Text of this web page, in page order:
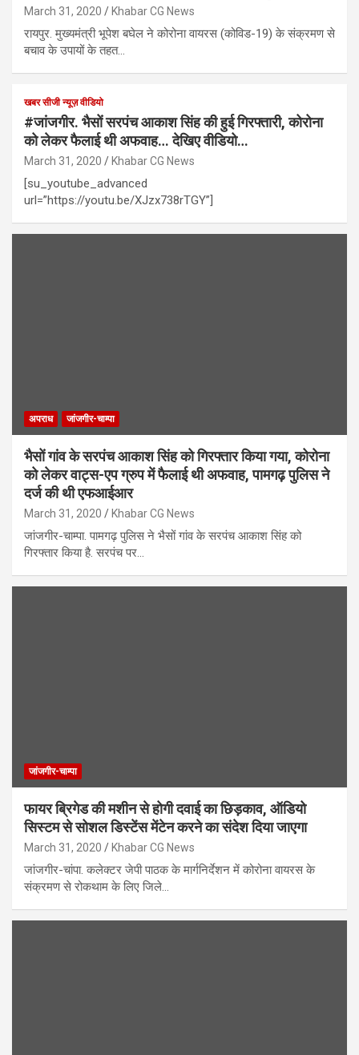
March 31, 2020 Khabar CG News
रायपुर. मुख्यमंत्री भूपेश बघेल ने कोरोना वायरस (कोविड-19) के संक्रमण से
बचाव के उपायों के तहत…
खबर सीजी न्यूज़ वीडियो
#जांजगीर. भैसों सरपंच आकाश सिंह की हुई गिरफ्तारी, कोरोना
को लेकर फैलाई थी अफवाह… देखिए वीडियो…
March 31, 2020 Khabar CG News
[su_youtube_advanced
url=”https://youtu.be/XJzx738rTGY”]
अपराध जांजगीर-चाम्पा
भैसों गांव के सरपंच आकाश सिंह को गिरफ्तार किया गया, कोरोना
को लेकर वाट्स-एप ग्रुप में फैलाई थी अफवाह, पामगढ़ पुलिस ने
दर्ज की थी एफआईआर
March 31, 2020 Khabar CG News
जांजगीर-चाम्पा. पामगढ़ पुलिस ने भैसों गांव के सरपंच आकाश सिंह को
गिरफ्तार किया है. सरपंच पर…
जांजगीर-चाम्पा
फायर ब्रिगेड की मशीन से होगी दवाई का छिड़काव, ऑडियो
सिस्टम से सोशल डिस्टेंस मेंटेन करने का संदेश दिया जाएगा
March 31, 2020 Khabar CG News
जांजगीर-चांपा. कलेक्टर जेपी पाठक के मार्गनिर्देशन में कोरोना वायरस के
संक्रमण से रोकथाम के लिए जिले…